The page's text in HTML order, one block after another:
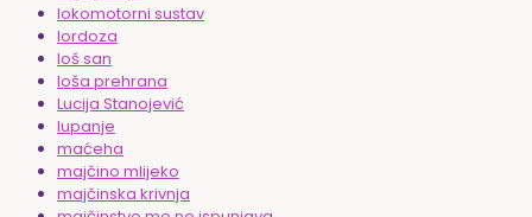
lokomotorni sustav
lordoza
loš san
loša prehrana
Lucija Stanojević
lupanje
maćeha
majčino mlijeko
majčinska krivnja